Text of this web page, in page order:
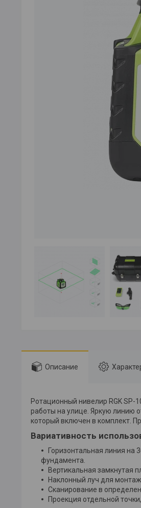
Описание
Ротационный нивелир RGK SP-
работы на улице. Яркую линию
который включен в комплект.
Вариативность
Горизонтальная линия на
фундамента.
Вертикальная замкнутая
Наклонный луч для
Сканирование в
Проекция отдельной